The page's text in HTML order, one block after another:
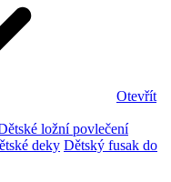
Otevřít
ložní povlečení
deky Dětský fusak do